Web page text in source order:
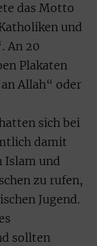
das Motto
und
An 20
Plakaten
Allah“ oder
sich bei
damit
Islam und
zu rufen,
Jugend.
sollten